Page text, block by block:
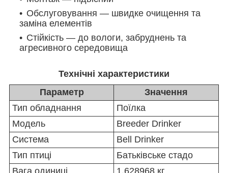
Обслуговування — швидке очищення та
заміна елементів
Стійкість — до вологи, забруднень та
агресивного середовища
Технічні характеристики
Параметр
Значення
Тип обладнання
Поїлка
Модель
Breeder Drinker
Система
Bell Drinker
Тип птиці
Батьківське стадо